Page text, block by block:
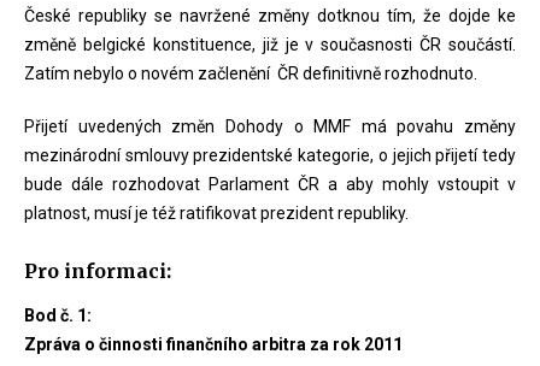
České republiky se navržené změny dotknou tím, že dojde ke
změně belgické konstituence, již je v současnosti ČR součástí.
Zatím nebylo o novém začlenění ČR definitivně rozhodnuto.
Přijetí uvedených změn Dohody o MMF má povahu změny
mezinárodní smlouvy prezidentské kategorie, o jejich přijetí tedy
bude dále rozhodovat Parlament ČR a aby mohly vstoupit v
platnost, musí je též ratifikovat prezident republiky.
Pro informaci:
Bod č. 1:
Zpráva o činnosti finančního arbitra za rok 2011